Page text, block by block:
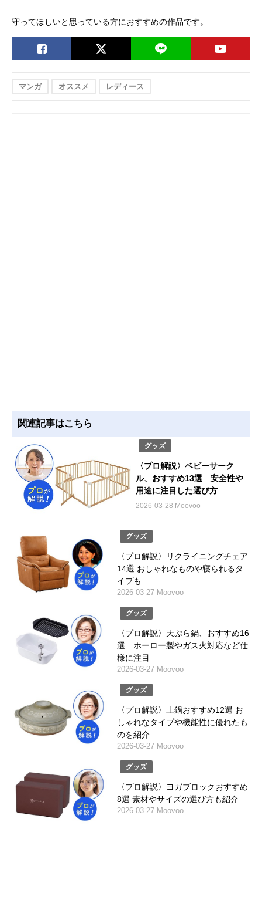
守ってほしいと思っている方におすすめの作品です。
マンガ オススメ レディース
関連記事はこちら
グッズ
〈プロ解説〉ベビーサーク
ル、おすすめ13選 安全性や
用途に注目した選び方
2026-03-28 Moovoo
グッズ
〈プロ解説〉リクライニングチェア
14選 おしゃれなものや寝られるタ
イプも
2026-03-27 Moovoo
グッズ
〈プロ解説〉天ぷら鍋、おすすめ16
選 ホーロー製やガス火対応など仕
様に注目
2026-03-27 Moovoo
グッズ
〈プロ解説〉土鍋おすすめ12選 お
しゃれなタイプや機能性に優れたも
のを紹介
2026-03-27 Moovoo
グッズ
〈プロ解説〉ヨガブロックおすすめ
8選 素材やサイズの選び方も紹介
2026-03-27 Moovoo